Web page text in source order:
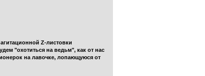
Z-листовки
"охотиться на ведьм", как от нас
на лавочке, лопающуюся от